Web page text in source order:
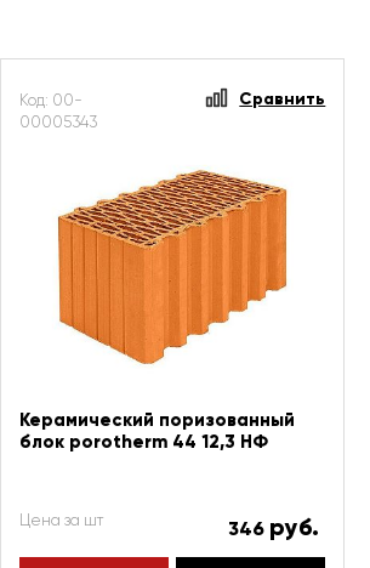
Код: 00-
00005343
Сравнить
Керамический поризованный
блок porotherm 44 12,3 НФ
Цена за шт 346 руб.